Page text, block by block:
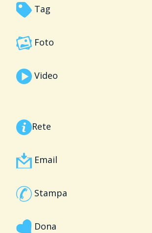
Tag
Foto
Video
Rete
Email
Stampa
Dona